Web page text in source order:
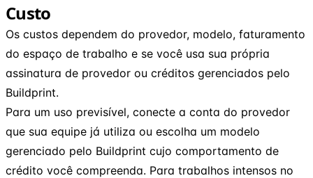
Custo
Os custos dependem do provedor, modelo, faturamento
do espaço de trabalho e se você usa sua própria
assinatura de provedor ou créditos gerenciados pelo
Buildprint.
Para um uso previsível, conecte a conta do provedor
que sua equipe já utiliza ou escolha um modelo
gerenciado pelo Buildprint cujo comportamento de
crédito você compreenda. Para trabalhos intensos no